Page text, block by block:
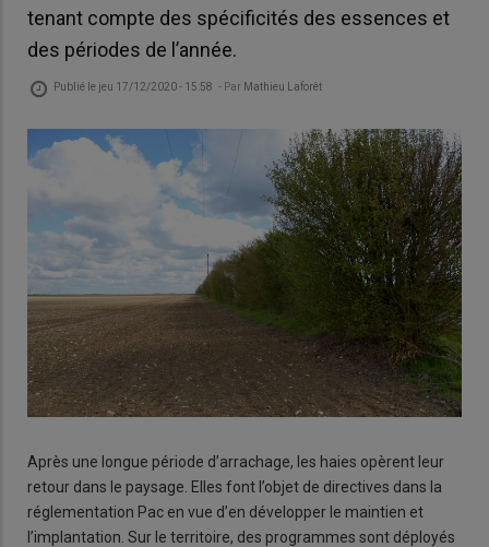
tenant compte des spécificités des essences et
des périodes de l’année.
Publié le jeu 17/12/2020 - 15:58 - Par Mathieu Laforêt
Après une longue période d’arrachage, les haies opèrent leur
retour dans le paysage. Elles font l’objet de directives dans la
réglementation Pac en vue d’en développer le maintien et
l’implantation. Sur le territoire, des programmes sont déployés